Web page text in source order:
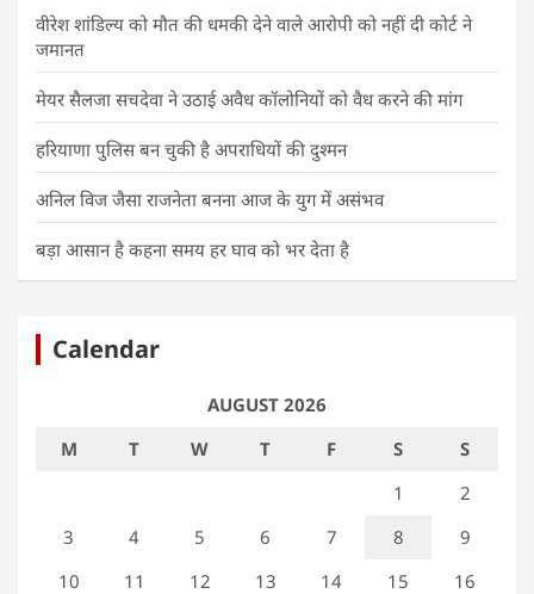
वीरेश शांडिल्य को मौत की धमकी देने वाले आरोपी को नहीं दी कोर्ट ने
जमानत
मेयर सैलजा सचदेवा ने उठाई अवैध कॉलोनियों को वैध करने की मांग
हरियाणा पुलिस बन चुकी है अपराधियों की दुश्मन
अनिल विज जैसा राजनेता बनना आज के युग में असंभव
बड़ा आसान है कहना समय हर घाव को भर देता है
Calendar
AUGUST 2026
M
T W T F S
S
1
2
3
4 5 6 7 8
9
10
11 12 13 14 15
16